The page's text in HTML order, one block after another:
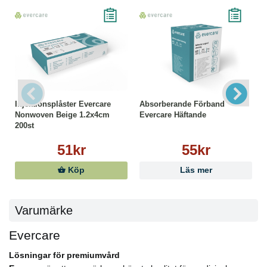
Injektionsplåster Evercare
Nonwoven Beige 1.2x4cm
200st
51kr
Köp
Absorberande Förband
Evercare Häftande
55kr
Läs mer
Varumärke
Evercare
Lösningar för premiumvård